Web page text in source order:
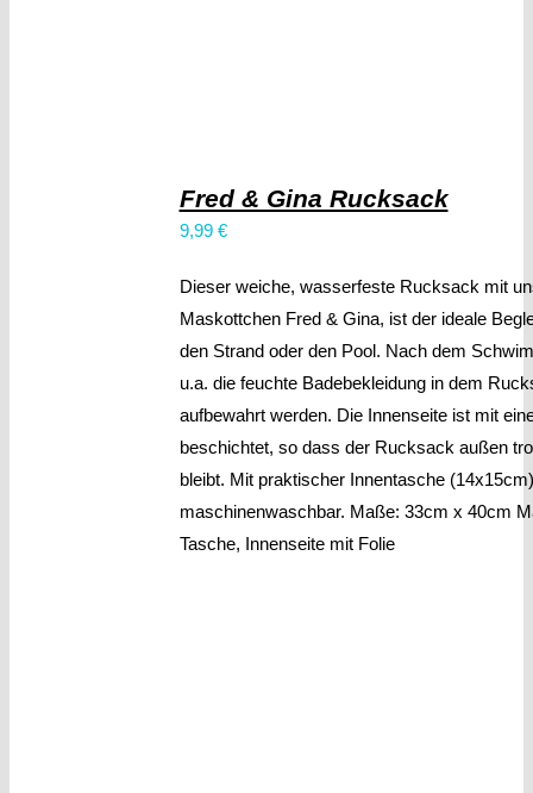
Fred & Gina Rucksack
9,99 €
Dieser weiche, wasserfeste Rucksack mit
Maskottchen Fred & Gina, ist der ideale
den Strand oder den Pool. Nach dem
u.a. die feuchte Badebekleidung in dem
aufbewahrt werden. Die Innenseite ist mit
beschichtet, so dass der Rucksack außen
bleibt. Mit praktischer Innentasche
maschinenwaschbar. Maße: 33cm x 40cm
Tasche, Innenseite mit Folie